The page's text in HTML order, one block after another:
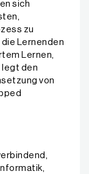
sich
zu
Lernenden
Lernen,
legt den
von